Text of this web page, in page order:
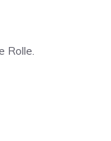
Rolle.